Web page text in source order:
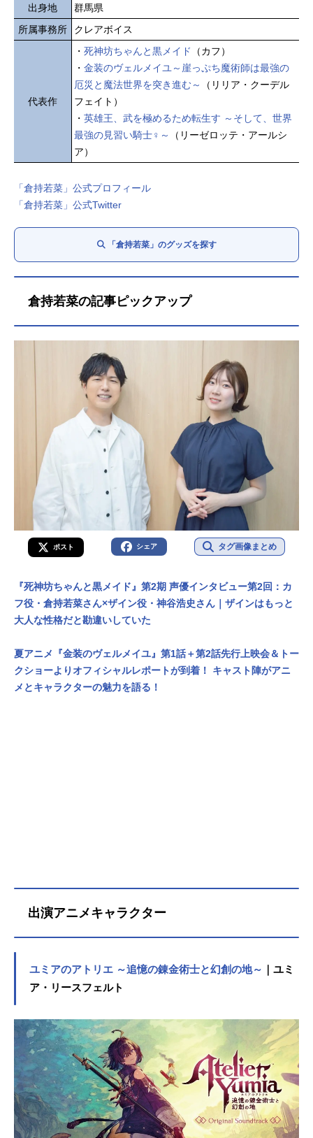
出身地
群馬県
所属事務所
クレアボイス
代表作
・ 死神坊ちゃんと黒メイド
（カフ）
・ 金装のヴェルメイユ～崖っぷち魔術師は最強の
厄災と魔法世界を突き進む～
（リリア・クーデル
フェイト）
・ 英雄王、武を極めるため転生す ～そして、世界
最強の見習い騎士♀～
（リーゼロッテ・アールシ
ア）
「倉持若菜」公式プロフィール
「倉持若菜」公式Twitter
「倉持若菜」のグッズを探す
倉持若菜の記事ピックアップ
ポスト シェア タグ画像まとめ
『死神坊ちゃんと黒メイド』第2期 声優インタビュー第2回：カ
フ役・倉持若菜さん×ザイン役・神谷浩史さん｜ザインはもっと
大人な性格だと勘違いしていた
夏アニメ『金装のヴェルメイユ』第1話＋第2話先行上映会＆トー
クショーよりオフィシャルレポートが到着！ キャスト陣がアニ
メとキャラクターの魅力を語る！
出演アニメキャラクター
ユミアのアトリエ ～追憶の錬金術士と幻創の地～
｜ユミ
ア・リースフェルト